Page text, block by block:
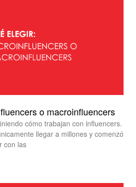
o macroinfluencers
cómo trabajan con influencers.
llegar a millones y comenzó
con las